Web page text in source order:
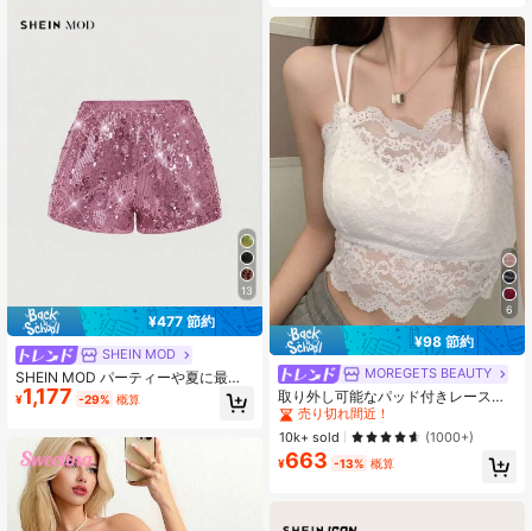
13
¥477 節約
SHEIN MOD
SHEIN MOD パーティーや夏に最適
な、女性用ファッショナブルなウエ
スト部分がエラスティックのスパン
¥1,177 -29% 概算
ート、エレガントサマーミニスカー
ト、ミュージックフェスティバル、
パーティービンテージ、バレンタイ
ンデー
6
¥98 節約
MOREGETS BEAUTY
取り外し可能なパッド付きレースキ
ャミソール、多用途ノースリーブア
ンダーシャツ、女性向け、新学期、
クリスマス、春節、カジュアルホワ
イトサマー、シック&エレガント
#1 ベストセラー
モスク 女性用タンクトップ&キャミス
売り切れ間近！
#1 ベストセラー
売り切れ間近！
#1 ベストセラー
売り切れ間近！
#1 ベストセラー
10k+ sold (1000+)
¥663 -13% 概算